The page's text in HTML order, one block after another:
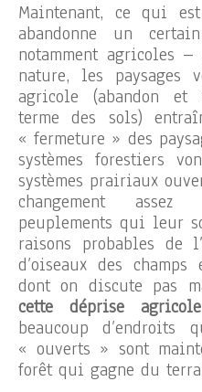
Maintenant, ce qui
abandonne un
notamment agricoles
nature, les paysages
agricole (abandon
terme des sols)
« fermeture » des
systèmes forestiers
systèmes prairiaux
changement
peuplements qui leur
raisons probables de
d’oiseaux des
dont on discute pas
cette déprise
beaucoup
« ouverts » sont
forêt qui gagne du